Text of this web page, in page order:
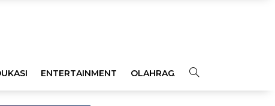
ENTERTAINMENT OLAHRAGA OPINI